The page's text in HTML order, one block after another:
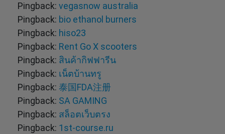
Pingback: vegasnow australia
Pingback: bio ethanol burners
Pingback: hiso23
Pingback: Rent Go X scooters
Pingback: สินค้ากิฟฟารีน
Pingback: เน็ตบ้านทรู
Pingback: 泰国FDA注册
Pingback: SA GAMING
Pingback: สล็อตเว็บตรง
Pingback: 1st-course.ru